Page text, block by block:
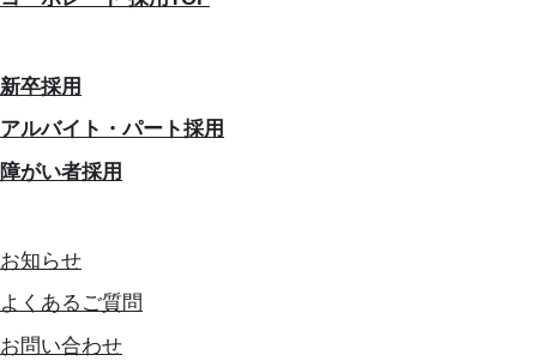
新卒採用
アルバイト・パート採用
障がい者採用
お知らせ
よくあるご質問
お問い合わせ